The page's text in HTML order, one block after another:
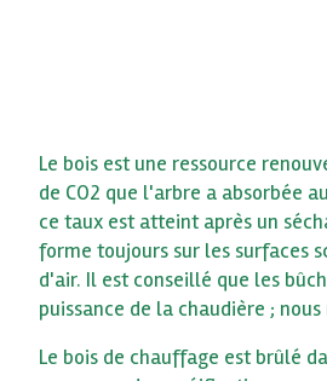
Le bois est une ressource
de CO2 que l'arbre a absorbée
ce taux est atteint après un
forme toujours sur les surfaces
d'air. Il est conseillé que les
puissance de la chaudière ;
Le bois de chauffage est brûlé